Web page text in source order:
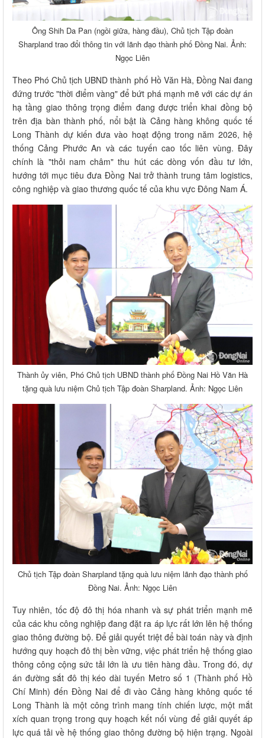
Ông Shih Da Pan (ngồi giữa, hàng đầu), Chủ tịch Tập đoàn
Sharpland trao đổi thông tin với lãnh đạo thành phố Đồng Nai. Ảnh:
Ngọc Liên
Theo Phó Chủ tịch UBND thành phố Hồ Văn Hà, Đồng Nai đang
đứng trước "thời điểm vàng" để bứt phá mạnh mẽ với các dự án
hạ tầng giao thông trọng điểm đang được triển khai đồng bộ
trên địa bàn thành phố, nổi bật là Cảng hàng không quốc tế
Long Thành dự kiến đưa vào hoạt động trong năm 2026, hệ
thống Cảng Phước An và các tuyến cao tốc liên vùng. Đây
chính là "thỏi nam châm" thu hút các dòng vốn đầu tư lớn,
hướng tới mục tiêu đưa Đồng Nai trở thành trung tâm logistics,
công nghiệp và giao thương quốc tế của khu vực Đông Nam Á.
Thành ủy viên, Phó Chủ tịch UBND thành phố Đồng Nai Hồ Văn Hà
tặng quà lưu niệm Chủ tịch Tập đoàn Sharpland. Ảnh: Ngọc Liên
Chủ tịch Tập đoàn Sharpland tặng quà lưu niệm lãnh đạo thành phố
Đồng Nai. Ảnh: Ngọc Liên
Tuy nhiên, tốc độ đô thị hóa nhanh và sự phát triển mạnh mẽ
của các khu công nghiệp đang đặt ra áp lực rất lớn lên hệ thống
giao thông đường bộ. Để giải quyết triệt để bài toán này và định
hướng quy hoạch đô thị bền vững, việc phát triển hệ thống giao
thông công cộng sức tải lớn là ưu tiên hàng đầu. Trong đó, dự
án đường sắt đô thị kéo dài tuyến Metro số 1 (Thành phố Hồ
Chí Minh) đến Đồng Nai để đi vào Cảng hàng không quốc tế
Long Thành là một công trình mang tính chiến lược, một mắt
xích quan trọng trong quy hoạch kết nối vùng để giải quyết áp
lực quá tải về hệ thống giao thông đường bộ hiện trạng. Ngoài